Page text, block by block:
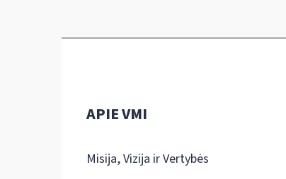
APIE VMI
Misija, Vizija ir Vertybės